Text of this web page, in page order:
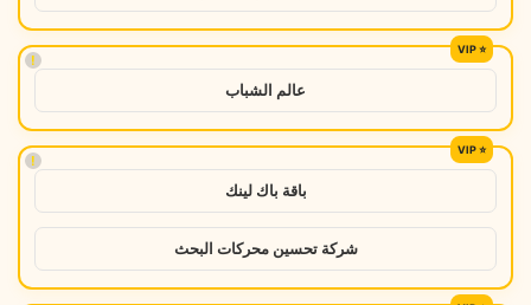
!
عالم الشباب
!
باقة باك لينك
شركة تحسين محركات البحث